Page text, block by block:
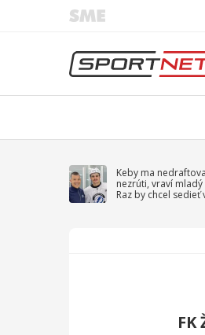
Keby ma
nezrúti, vraví mladý
Raz by chcel sedieť
FK